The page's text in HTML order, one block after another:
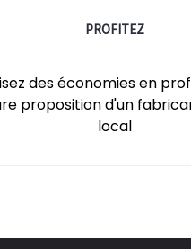
PROFITEZ
des économies en
proposition d'un
local